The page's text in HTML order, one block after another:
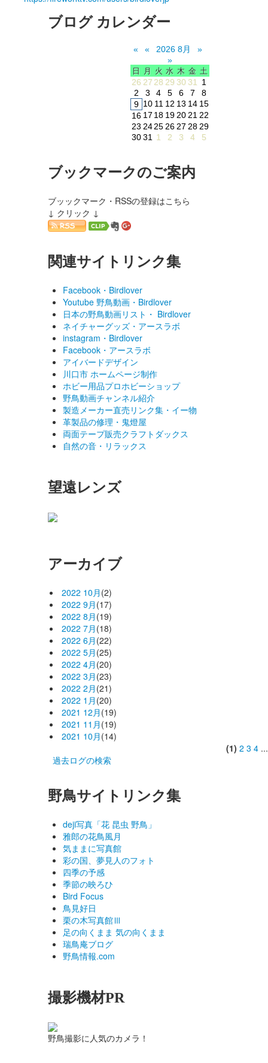
ブログ カレンダー
« « 2026 8月
»
»
日 月 火 水 木 金 土
26 27 28 29 30 31
1
2
3 4 5 6 7
8
9 10 11 12 13 14 15
16 17 18 19 20 21 22
23 24 25 26 27 28 29
30 31 1 2 3 4 5
ブックマークのご案内
ブッックマーク・RSSの登録はこちら
↓ クリック ↓
関連サイトリンク集
Facebook・Birdlover
Youtube 野鳥動画・Birdlover
日本の野鳥動画リスト・ Birdlover
ネイチャーグッズ・アースラボ
instagram・Birdlover
Facebook・アースラボ
アイバードデザイン
川口市 ホームページ制作
ホビー用品プロホビーショップ
野鳥動画チャンネル紹介
製造メーカー直売リンク集・イー物
革製品の修理・鬼燈屋
両面テープ販売クラフトダックス
自然の音・リラックス
望遠レンズ
アーカイブ
2022 10月 (2)
2022 9月 (17)
2022 8月 (19)
2022 7月 (18)
2022 6月 (22)
2022 5月 (25)
2022 4月 (20)
2022 3月 (23)
2022 2月 (21)
2022 1月 (20)
2021 12月 (19)
2021 11月 (19)
2021 10月 (14)
(1) 2 3 4
過去ログの検索
野鳥サイトリンク集
deji写真「花 昆虫 野鳥」
雅郎の花鳥風月
気ままに写真館
彩の国、夢見人のフォト
四季の予感
季節の映ろひ
Bird Focus
鳥見好日
栗の木写真館Ⅲ
足の向くまま 気の向くまま
瑞鳥庵ブログ
野鳥情報.com
撮影機材PR
野鳥撮影に人気のカメラ！